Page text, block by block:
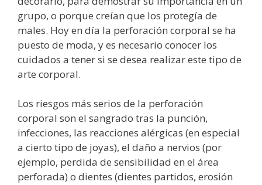
grupo, o porque creían que los protegía de
males. Hoy en día la perforación corporal se ha
puesto de moda, y es necesario conocer los
cuidados a tener si se desea realizar este tipo de
arte corporal.
Los riesgos más serios de la perforación
corporal son el sangrado tras la punción,
infecciones, las reacciones alérgicas (en especial
a cierto tipo de joyas), el daño a nervios (por
ejemplo, perdida de sensibilidad en el área
perforada) o dientes (dientes partidos, erosión